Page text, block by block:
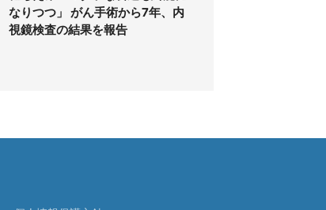
なりつつ」 がん手術から7年、内
視鏡検査の結果を報告